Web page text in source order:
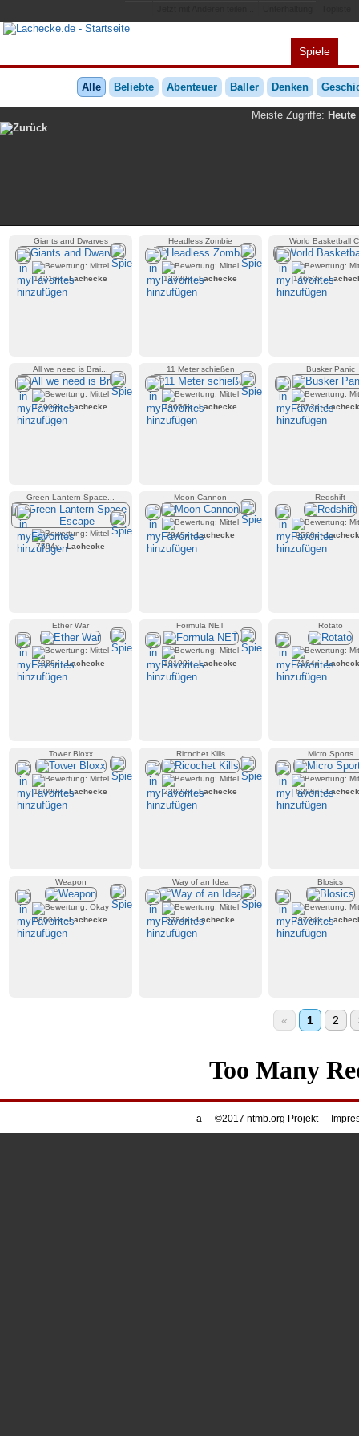
Spiele
Alle Beliebte Abenteuer Baller Denken
Meiste Zugriffe: Heute
Giants and Dwarves
14216x -Lachecke
Headless Zombie
12339x -Lachecke
World Basketball
14653x -
All we need is Brai...
12909x -Lachecke
11 Meter schießen
19656x -Lachecke
Busker Panic
7852x -
Green Lantern Space...
7594x -Lachecke
Moon Cannon
7945x -Lachecke
Redshift
9560x -
Ether War
7888x -Lachecke
Formula NET
10199x -Lachecke
Rotato
7164x -
Tower Bloxx
10000x -Lachecke
Ricochet Kills
23822x -Lachecke
Micro Sports
6296x -
Weapon
68501x -Lachecke
Way of an Idea
8784x -Lachecke
Blosics
29794x -
« 1 2
a - ©2017 ntmb.org Projekt -